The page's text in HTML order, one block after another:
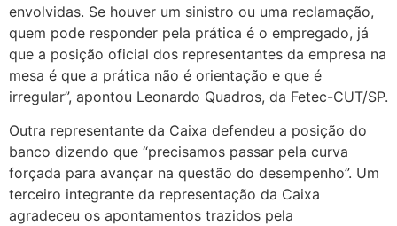
envolvidas. Se houver um sinistro ou uma reclamação,
quem pode responder pela prática é o empregado, já
que a posição oficial dos representantes da empresa na
mesa é que a prática não é orientação e que é
irregular”, apontou Leonardo Quadros, da Fetec-CUT/SP.
Outra representante da Caixa defendeu a posição do
banco dizendo que “precisamos passar pela curva
forçada para avançar na questão do desempenho”. Um
terceiro integrante da representação da Caixa
agradeceu os apontamentos trazidos pela